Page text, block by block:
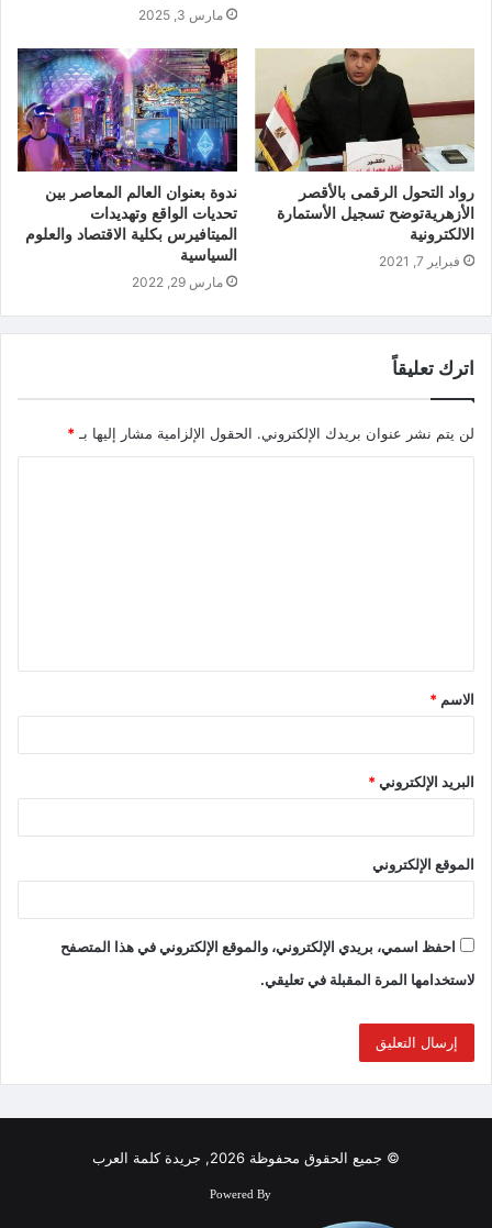
مارس 3, 2025
رواد التحول الرقمى بالأقصر
الأزهريةتوضح تسجيل الأستمارة
الالكترونية
فبراير 7, 2021
ندوة بعنوان العالم المعاصر بين
تحديات الواقع وتهديدات
الميتافيرس بكلية الاقتصاد والعلوم
السياسية
مارس 29, 2022
اترك تعليقاً
لن يتم نشر عنوان بريدك الإلكتروني. الحقول الإلزامية مشار إليها بـ*
الاسم *
البريد الإلكتروني*
الموقع الإلكتروني
احفظ اسمي، بريدي الإلكتروني، والموقع الإلكتروني في هذا المتصفح
لاستخدامها المرة المقبلة في تعليقي.
© جميع الحقوق محفوظة 2026, جريدة كلمة العرب